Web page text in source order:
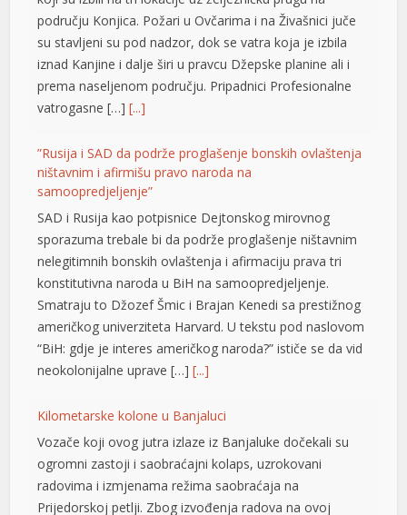
području Konjica. Požari u Ovčarima i na Živašnici juče
su stavljeni su pod nadzor, dok se vatra koja je izbila
iznad Kanjine i dalje širi u pravcu Džepske planine ali i
prema naseljenom području. Pripadnici Profesionalne
vatrogasne […][...]
”Rusija i SAD da podrže proglašenje bonskih ovlaštenja
ništavnim i afirmišu pravo naroda na
samoopredjeljenje”
SAD i Rusija kao potpisnice Dejtonskog mirovnog
sporazuma trebale bi da podrže proglašenje ništavnim
nelegitimnih bonskih ovlaštenja i afirmaciju prava tri
konstitutivna naroda u BiH na samoopredjeljenje.
Smatraju to Džozef Šmic i Brajan Kenedi sa prestižnog
američkog univerziteta Harvard. U tekstu pod naslovom
“BiH: gdje je interes američkog naroda?” ističe se da vid
neokolonijalne uprave […][...]
Kilometarske kolone u Banjaluci
Vozače koji ovog jutra izlaze iz Banjaluke dočekali su
ogromni zastoji i saobraćajni kolaps, uzrokovani
radovima i izmjenama režima saobraćaja na
Prijedorskoj petlji. Zbog izvođenja radova na ovoj